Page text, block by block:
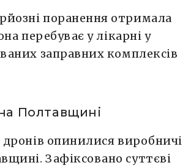
поранення отримала
перебуває у лікарні у
заправних комплексів
Полтавщині
дронів опинилися виробничі
Зафіксовано суттєві